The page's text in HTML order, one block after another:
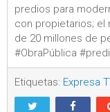
predios para
con propietarios; el
de 20 millones de
#ObraPública
Etiquetas: Expresa